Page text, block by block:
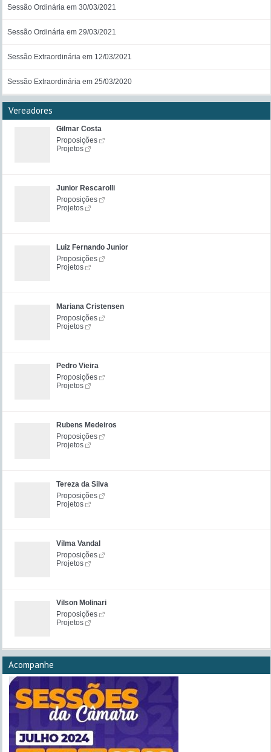
Sessão Ordinária em 30/03/2021
Sessão Ordinária em 29/03/2021
Sessão Extraordinária em 12/03/2021
Sessão Extraordinária em 25/03/2020
Vereadores
Gilmar Costa
Proposições
Projetos
Junior Rescarolli
Proposições
Projetos
Luiz Fernando Junior
Proposições
Projetos
Mariana Cristensen
Proposições
Projetos
Pedro Vieira
Proposições
Projetos
Rubens Medeiros
Proposições
Projetos
Tereza da Silva
Proposições
Projetos
Vilma Vandal
Proposições
Projetos
Vilson Molinari
Proposições
Projetos
Acompanhe